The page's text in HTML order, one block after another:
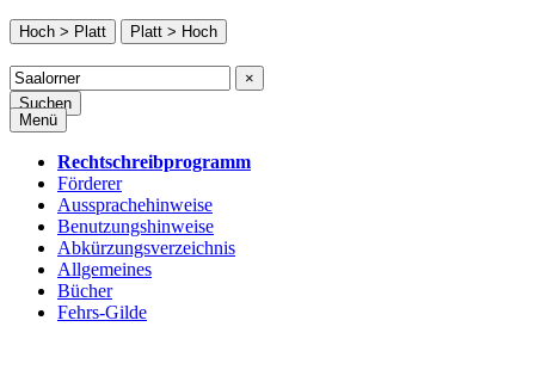
Hoch > Platt Platt > Hoch
×
Suchen
Menü
Rechtschreibprogramm
Förderer
Aussprachehinweise
Benutzungshinweise
Abkürzungsverzeichnis
Allgemeines
Bücher
Fehrs-Gilde